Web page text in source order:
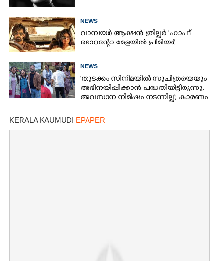
NEWS
വാമ്പയർ ആക്ഷൻ ത്രില്ലർ 'ഹാഫ്'
ടൊറന്റോ മേളയിൽ പ്രീമിയർ
NEWS
'തുടക്കം സിനിമയിൽ സുചിത്രയെയും
അഭിനയിപ്പിക്കാൻ പദ്ധതിയിട്ടിരുന്നു,​
അവസാന നിമിഷം നടന്നില്ല'; കാരണം
KERALA KAUMUDI EPAPER